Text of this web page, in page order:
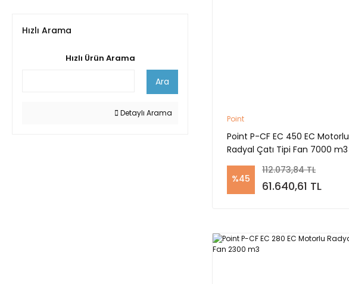
Hızlı Arama
Hızlı Ürün Arama
Ara
Detaylı Arama
Point
Point P-CF EC 450 EC Motorlu
Radyal Çatı Tipi Fan 7000 m3
%45
112.073,84 TL
61.640,61 TL